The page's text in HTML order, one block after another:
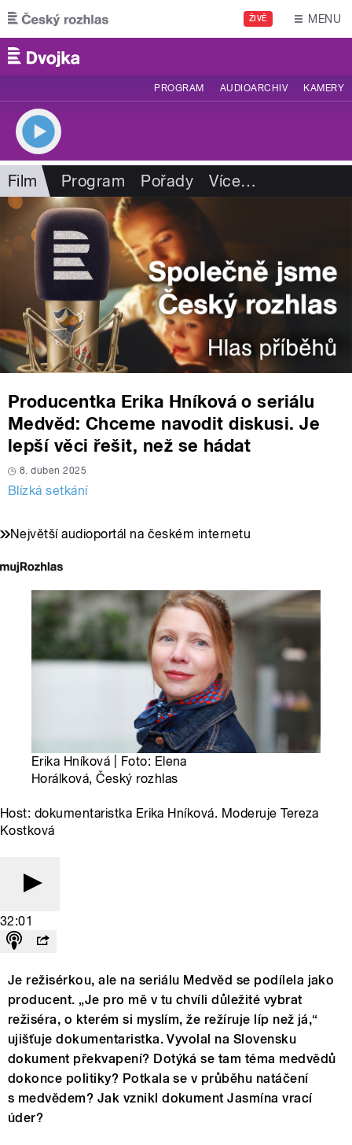
Přejít k hlavnímu obsahu
ŽIVĚ MENU
PROGRAM AUDIOARCHIV KAMERY
Film Program Pořady Více…
Producentka Erika Hníková o seriálu
Medvěd: Chceme navodit diskusi. Je
lepší věci řešit, než se hádat
8. duben 2025
Blízká setkání
Největší audioportál na českém internetu
Erika Hníková | Foto: Elena
Horálková, Český rozhlas
Host: dokumentaristka Erika Hníková. Moderuje Tereza
Kostková
32:01
Je režisérkou, ale na seriálu Medvěd se podílela jako
producent. „Je pro mě v tu chvíli důležité vybrat
režiséra, o kterém si myslím, že režíruje líp než já,“
ujišťuje dokumentaristka. Vyvolal na Slovensku
dokument překvapení? Dotýká se tam téma medvědů
dokonce politiky? Potkala se v průběhu natáčení
s medvědem? Jak vznikl dokument Jasmína vrací
úder?